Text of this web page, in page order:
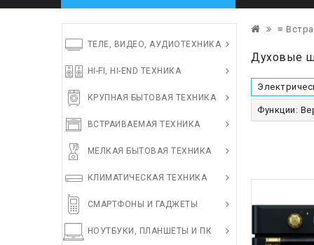
ТЕЛЕ, ВИДЕО, АУДИОТЕХНИКА
HI-FI, HI-END ТЕХНИКА
КРУПНАЯ БЫТОВАЯ ТЕХНИКА
ВСТРАИВАЕМАЯ ТЕХНИКА
МЕЛКАЯ БЫТОВАЯ ТЕХНИКА
КЛИМАТИЧЕСКАЯ ТЕХНИКА
СМАРТФОНЫ И ГАДЖЕТЫ
НОУТБУКИ, ПЛАНШЕТЫ И ПК
≡
Духовые
Функции: